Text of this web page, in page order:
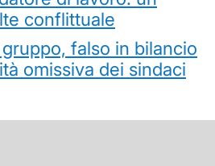
conflittuale
falso in bilancio
omissiva dei sindaci